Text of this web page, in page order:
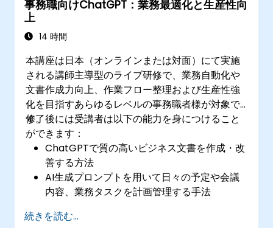
事務職向けChatGPT：業務最適化と生産性向
上
14 時間
本講座は日本（オンラインまたは対面）にて実施
される講師主導型のライブ研修で、業務自動化や
文書作成力向上、作業フロー整理および生産性強
化を目指すあらゆるレベルの事務職者様が対象で
す。
修了後には受講者は以下の能力を身につけること
ができます：
ChatGPTで質の高いビジネス文書を作成・改
善する方法
AI生成プロンプトを用いて日々の予定や会議
内容、業務タスクを計画管理する手法
作成・分析する技術
続きを読む...